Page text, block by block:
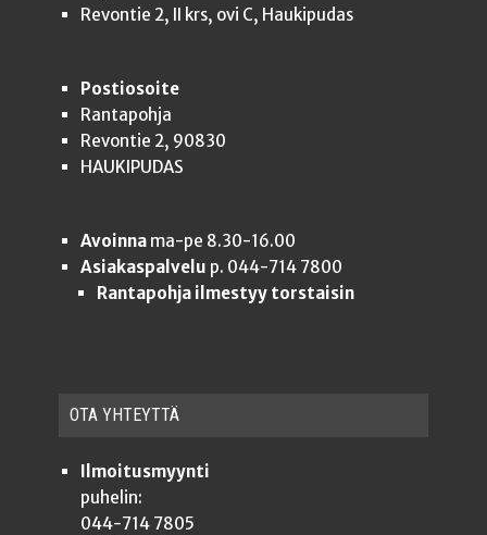
Revontie 2, II krs, ovi C, Haukipudas
Postiosoite
Rantapohja
Revontie 2, 90830
HAUKIPUDAS
Avoinnama-pe 8.30-16.00
Asiakaspalvelu p. 044-714 7800
Rantapohja ilmestyy torstaisin
OTA YHTEYT­TÄ
Ilmoitusmyynti
puhelin:
044-714 7805